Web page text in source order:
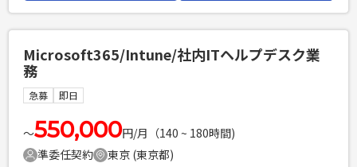
ための施策立案 ・採用要件のすり合わせ、経営層・事業責任
者との定例ミーティング ・採用レポート作成、進捗管理
必須スキル
・採用実務の経験3年以上 ・週3日以上の出社可能な方 <人物
像> ・自走して施策を企画・実行できる方 ・変化の大きい環
境でスピード感を持って動ける方 ・経営層や事業責任者と密
Microsoft365/Intune/社内ITヘルプデスク業
務
急募 即日
〜550,000円/月（140 ~ 180時間)
準委任契約
東京 (東京都)